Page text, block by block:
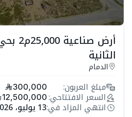
أرض
الثانية
الدمام
مبلغ العربون: 300,000
السعر الافتتاحي: 12,500,000
انتهي المزاد في:13 يوليو، 2026